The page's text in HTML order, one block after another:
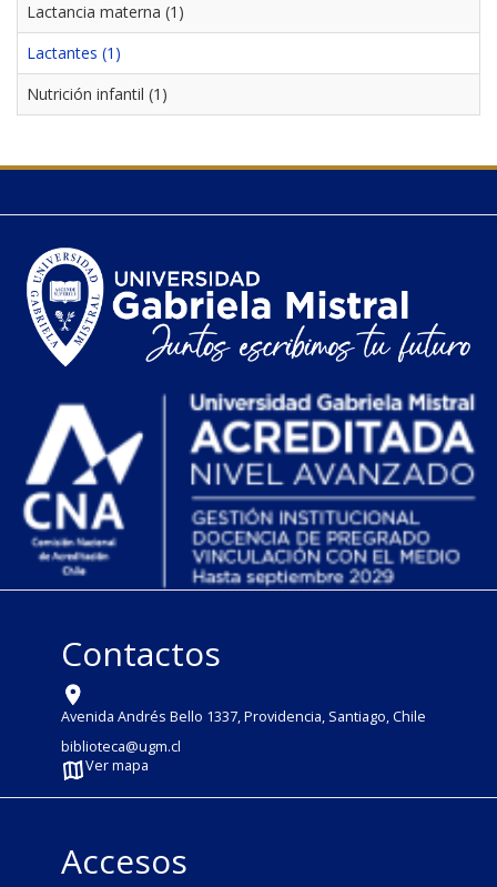
Lactancia materna (1)
Lactantes (1)
Nutrición infantil (1)
Contactos
Avenida Andrés Bello 1337, Providencia, Santiago, Chile
biblioteca@ugm.cl
Ver mapa
Accesos